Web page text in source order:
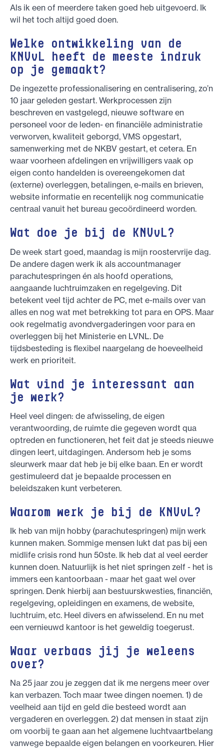
Als ik een of meerdere taken goed heb uitgevoerd. Ik
wil het toch altijd goed doen.
Welke ontwikkeling van de
KNVvL heeft de meeste indruk
op je gemaakt?
De ingezette professionalisering en centralisering, zo’n
10 jaar geleden gestart. Werkprocessen zijn
beschreven en vastgelegd, nieuwe software en
personeel voor de leden- en financiële administratie
verworven, kwaliteit geborgd, VMS opgestart,
samenwerking met de NKBV gestart, et cetera. En
waar voorheen afdelingen en vrijwilligers vaak op
eigen conto handelden is overeengekomen dat
(externe) overleggen, betalingen, e-mails en brieven,
website informatie en recentelijk nog communicatie
centraal vanuit het bureau gecoördineerd worden.
Wat doe je bij de KNVvL?
De week start goed, maandag is mijn roostervrije dag.
De andere dagen werk ik als accountmanager
parachutespringen én als hoofd operations,
aangaande luchtruimzaken en regelgeving. Dit
betekent veel tijd achter de PC, met e-mails over van
alles en nog wat met betrekking tot para en OPS. Maar
ook regelmatig avondvergaderingen voor para en
overleggen bij het Ministerie en LVNL. De
tijdsbesteding is flexibel naargelang de hoeveelheid
werk en prioriteit.
Wat vind je interessant aan
je werk?
Heel veel dingen: de afwisseling, de eigen
verantwoording, de ruimte die gegeven wordt qua
optreden en functioneren, het feit dat je steeds nieuwe
dingen leert, uitdagingen. Andersom heb je soms
sleurwerk maar dat heb je bij elke baan. En er wordt
gestimuleerd dat je bepaalde processen en
beleidszaken kunt verbeteren.
Waarom werk je bij de KNVvL?
Ik heb van mijn hobby (parachutespringen) mijn werk
kunnen maken. Sommige mensen lukt dat pas bij een
midlife crisis rond hun 50ste. Ik heb dat al veel eerder
kunnen doen. Natuurlijk is het niet springen zelf - het is
immers een kantoorbaan - maar het gaat wel over
springen. Denk hierbij aan bestuurskwesties, financiën,
regelgeving, opleidingen en examens, de website,
luchtruim, etc. Heel divers en afwisselend. En nu met
een vernieuwd kantoor is het geweldig toegerust.
Waar verbaas jij je weleens
over?
Na 25 jaar zou je zeggen dat ik me nergens meer over
kan verbazen. Toch maar twee dingen noemen. 1) de
veelheid aan tijd en geld die besteed wordt aan
vergaderen en overleggen. 2) dat mensen in staat zijn
om voorbij te gaan aan het algemene luchtvaartbelang
vanwege bepaalde eigen belangen en voorkeuren. Hier